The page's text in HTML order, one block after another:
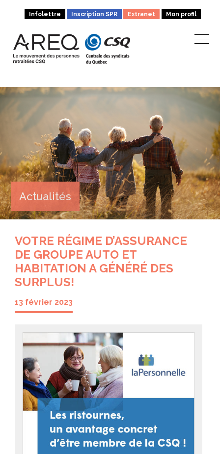
Infolettre Inscription SPR Extranet Mon profil
Actualités
VOTRE RÉGIME D’ASSURANCE
DE GROUPE AUTO ET
HABITATION A GÉNÉRÉ DES
SURPLUS!
13 février 2023